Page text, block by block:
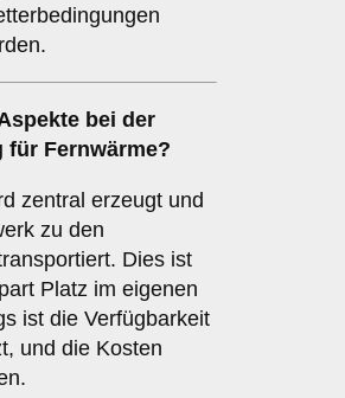
bei der
für Fernwärme?
zentral erzeugt und
zu den
Dies ist
Platz im eigenen
ist die Verfügbarkeit
und die Kosten